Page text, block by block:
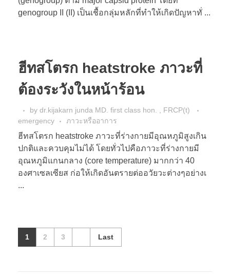
genogroup II (II) เป็นเชื้อกลุ่มหลักที่ทำให้เกิดปัญหาทั่ ...
ฮีทสโตรก heatstroke ภาวะที่
ต้องระวังในหน้าร้อน
by dr.kijakarn junda MD. first class hon. , FRCP(t)
emergency
ภาวะหรืออาการ
ฮีทสโตรก heatstroke ภาวะที่ร่างกายมีอุณหภูมิสูงเกิน
ปกติและควบคุมไม่ได้ โดยทั่วไปคือภาวะที่ร่างกายมี
อุณหภูมิแกนกลาง (core temperature) มากกว่า 40
องศาเซลเซียส ก่อให้เกิดอันตรายต่ออวัยวะต่างๆอย่างเ
...
1 2 3 Last